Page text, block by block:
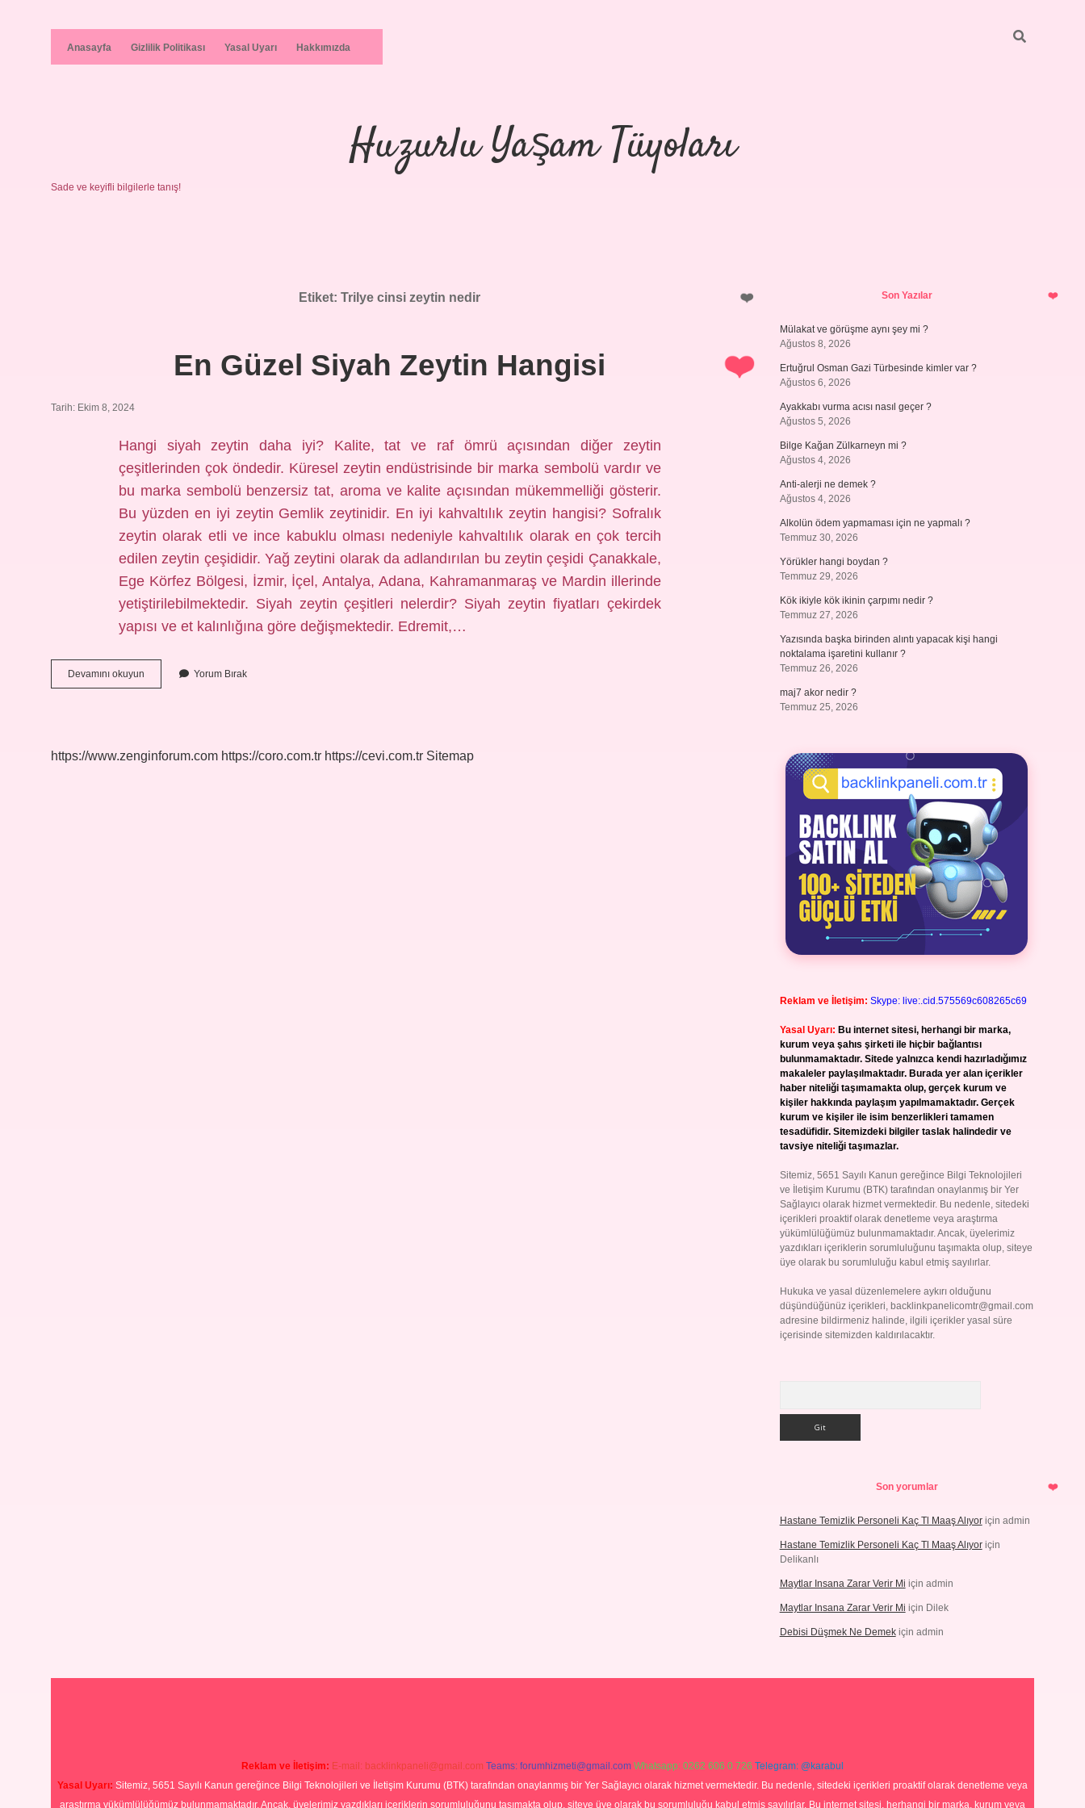
Anasayfa Gizlilik Politikası Yasal Uyarı Hakkımızda
Huzurlu Yaşam Tüyoları
Sade ve keyifli bilgilerle tanış!
Etiket:Trilye cinsi zeytin nedir
En Güzel Siyah Zeytin Hangisi
Tarih: Ekim 8, 2024
Hangi siyah zeytin daha iyi? Kalite, tat ve raf ömrü açısından diğer zeytin
çeşitlerinden çok öndedir. Küresel zeytin endüstrisinde bir marka sembolü vardır ve
bu marka sembolü benzersiz tat, aroma ve kalite açısından mükemmelliği gösterir.
Bu yüzden en iyi zeytin Gemlik zeytinidir. En iyi kahvaltılık zeytin hangisi? Sofralık
zeytin olarak etli ve ince kabuklu olması nedeniyle kahvaltılık olarak en çok tercih
edilen zeytin çeşididir. Yağ zeytini olarak da adlandırılan bu zeytin çeşidi Çanakkale,
Ege Körfez Bölgesi, İzmir, İçel, Antalya, Adana, Kahramanmaraş ve Mardin illerinde
yetiştirilebilmektedir. Siyah zeytin çeşitleri nelerdir? Siyah zeytin fiyatları çekirdek
yapısı ve et kalınlığına göre değişmektedir. Edremit,…
Devamını okuyun
Güzel
Yorum Bırak
https://www.zenginforum.com https://coro.com.tr https://cevi.com.tr Sitemap
SidebarSon Yazılar
Mülakat ve görüşme aynı şey mi ?
Ağustos 8, 2026
Ertuğrul Osman Gazi Türbesinde kimler var ?
Ağustos 6, 2026
Ayakkabı vurma acısı nasıl geçer ?
Ağustos 5, 2026
Bilge Kağan Zülkarneyn mi ?
Ağustos 4, 2026
Anti-alerji ne demek ?
Ağustos 4, 2026
Alkolün ödem yapmaması için ne yapmalı ?
Temmuz 30, 2026
Yörükler hangi boydan ?
Temmuz 29, 2026
Kök ikiyle kök ikinin çarpımı nedir ?
Temmuz 27, 2026
Yazısında başka birinden alıntı yapacak kişi hangi
noktalama işaretini kullanır ?
Temmuz 26, 2026
maj7 akor nedir ?
Temmuz 25, 2026
Reklam ve İletişim: Skype: live:.cid.575569c608265c69
Yasal Uyarı: Bu internet sitesi, herhangi bir marka,
kurum veya şahıs şirketi ile hiçbir bağlantısı
bulunmamaktadır. Sitede yalnızca kendi hazırladığımız
makaleler paylaşılmaktadır. Burada yer alan içerikler
haber niteliği taşımamakta olup, gerçek kurum ve
kişiler hakkında paylaşım yapılmamaktadır. Gerçek
kurum ve kişiler ile isim benzerlikleri tamamen
tesadüfidir. Sitemizdeki bilgiler taslak halindedir ve
tavsiye niteliği taşımazlar.
Sitemiz, 5651 Sayılı Kanun gereğince Bilgi Teknolojileri
ve İletişim Kurumu (BTK) tarafından onaylanmış bir Yer
Sağlayıcı olarak hizmet vermektedir. Bu nedenle, sitedeki
içerikleri proaktif olarak denetleme veya araştırma
yükümlülüğümüz bulunmamaktadır. Ancak, üyelerimiz
yazdıkları içeriklerin sorumluluğunu taşımakta olup, siteye
üye olarak bu sorumluluğu kabul etmiş sayılırlar.
Hukuka ve yasal düzenlemelere aykırı olduğunu
düşündüğünüz içerikleri, backlinkpanelicomtr@gmail.com
adresine bildirmeniz halinde, ilgili içerikler yasal süre
içerisinde sitemizden kaldırılacaktır.
Son yorumlar
Hastane Temizlik Personeli Kaç Tl Maaş Alıyoriçin admin
Hastane Temizlik Personeli Kaç Tl Maaş Alıyoriçin
Delikanlı
Maytlar Insana Zarar Verir Mi için admin
Maytlar Insana Zarar Verir Mi için Dilek
Debisi Düşmek Ne Demekiçin admin
Reklam ve İletişim: E-mail: backlinkpaneli@gmail.com Teams: forumhizmeti@gmail.com Whatsapp: 0262 606 0 726 Telegram: @karabul
Yasal Uyarı: Sitemiz, 5651 Sayılı Kanun gereğince Bilgi Teknolojileri ve İletişim Kurumu (BTK) tarafından onaylanmış bir Yer Sağlayıcı olarak hizmet vermektedir. Bu nedenle, sitedeki içerikleri proaktif olarak denetleme veya
araştırma yükümlülüğümüz bulunmamaktadır. Ancak, üyelerimiz yazdıkları içeriklerin sorumluluğunu taşımakta olup, siteye üye olarak bu sorumluluğu kabul etmiş sayılırlar. Bu internet sitesi, herhangi bir marka, kurum veya